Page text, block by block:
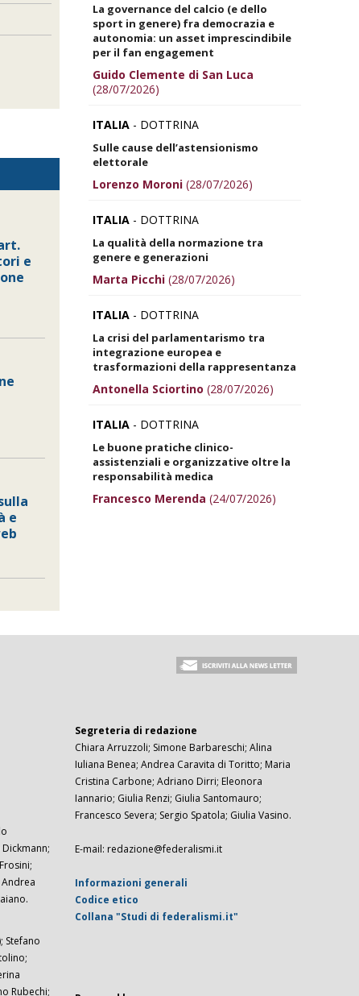
e
e
La governance del calcio (e dello
sport in genere) fra democrazia e
autonomia: un asset imprescindibile
per il fan engagement
Guido Clemente di San Luca
(28/07/2026)
ITALIA - DOTTRINA
Sulle cause dell’astensionismo
elettorale
Lorenzo Moroni (28/07/2026)
ITALIA - DOTTRINA
La qualità della normazione tra
genere e generazioni
Marta Picchi (28/07/2026)
ITALIA - DOTTRINA
La crisi del parlamentarismo tra
integrazione europea e
trasformazioni della rappresentanza
Antonella Sciortino (28/07/2026)
ITALIA - DOTTRINA
Le buone pratiche clinico-
assistenziali e organizzative oltre la
responsabilità medica
Francesco Merenda (24/07/2026)
Stefano
Rubechi;
Segreteria di redazione
Chiara Arruzzoli; Simone Barbareschi; Alina
Iuliana Benea; Andrea Caravita di Toritto; Maria
Cristina Carbone; Adriano Dirri; Eleonora
Iannario; Giulia Renzi; Giulia Santomauro;
Francesco Severa; Sergio Spatola; Giulia Vasino.
E-mail: redazione@federalismi.it
Informazioni generali
Codice etico
Collana "Studi di federalismi.it"